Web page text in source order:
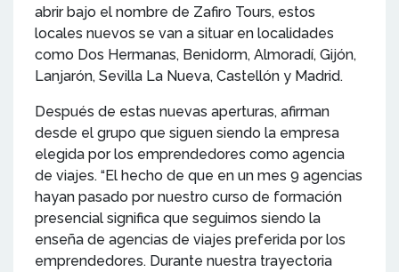
abrir bajo el nombre de Zafiro Tours, estos
locales nuevos se van a situar en localidades
como Dos Hermanas, Benidorm, Almoradí, Gijón,
Lanjarón, Sevilla La Nueva, Castellón y Madrid.
Después de estas nuevas aperturas, afirman
desde el grupo que siguen siendo la empresa
elegida por los emprendedores como agencia
de viajes. “El hecho de que en un mes 9 agencias
hayan pasado por nuestro curso de formación
presencial significa que seguimos siendo la
enseña de agencias de viajes preferida por los
emprendedores. Durante nuestra trayectoria